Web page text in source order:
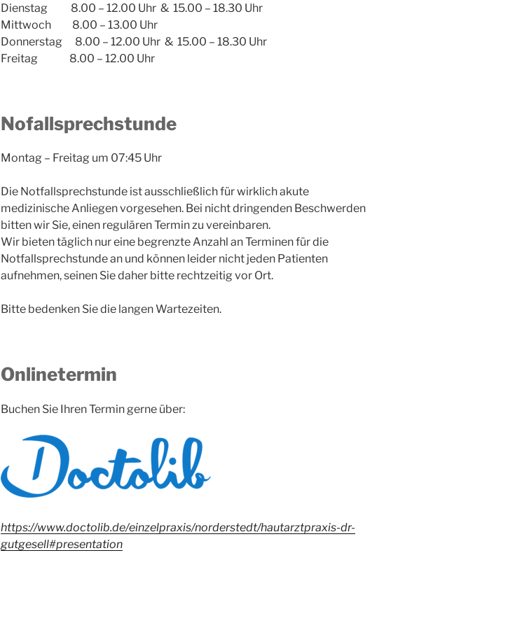
Dienstag 8.00 – 12.00 Uhr & 15.00 – 18.30 Uhr
Mittwoch 8.00 – 13.00 Uhr
Donnerstag 8.00 – 12.00 Uhr & 15.00 – 18.30 Uhr
Freitag 8.00 – 12.00 Uhr
Nofallsprechstunde
Montag – Freitag um 07:45 Uhr
Die Notfallsprechstunde ist ausschließlich für wirklich akute
medizinische Anliegen vorgesehen. Bei nicht dringenden Beschwerden
bitten wir Sie, einen regulären Termin zu vereinbaren.
Wir bieten täglich nur eine begrenzte Anzahl an Terminen für die
Notfallsprechstunde an und können leider nicht jeden Patienten
aufnehmen, seinen Sie daher bitte rechtzeitig vor Ort.
Bitte bedenken Sie die langen Wartezeiten.
Onlinetermin
Buchen Sie Ihren Termin gerne über:
https://www.doctolib.de/einzelpraxis/norderstedt/hautarztpraxis-dr-
gutgesell#presentation